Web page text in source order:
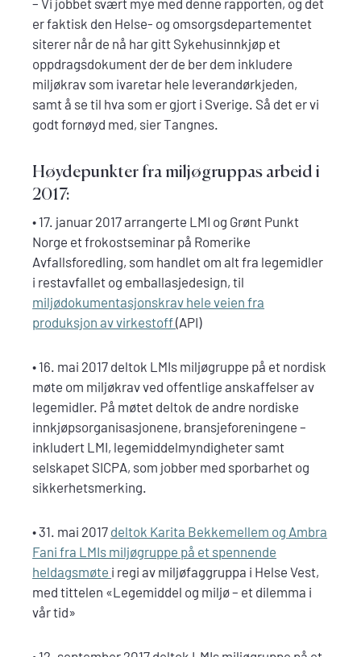
– Vi jobbet svært mye med denne rapporten, og det
er faktisk den Helse- og omsorgsdepartementet
siterer når de nå har gitt Sykehusinnkjøp et
oppdragsdokument der de ber dem inkludere
miljøkrav som ivaretar hele leverandørkjeden,
samt å se til hva som er gjort i Sverige. Så det er vi
godt fornøyd med, sier Tangnes.
Høydepunkter fra miljøgruppas arbeid i
2017:
• 17. januar 2017 arrangerte LMI og Grønt Punkt
Norge et frokostseminar på Romerike
Avfallsforedling, som handlet om alt fra legemidler
i restavfallet og emballasjedesign, til
miljødokumentasjonskrav hele veien fra
produksjon av virkestoff(API)
• 16. mai 2017 deltok LMIs miljøgruppe på et nordisk
møte om miljøkrav ved offentlige anskaffelser av
legemidler. På møtet deltok de andre nordiske
innkjøpsorganisasjonene, bransjeforeningene –
inkludert LMI, legemiddelmyndigheter samt
selskapet SICPA, som jobber med sporbarhet og
sikkerhetsmerking.
• 31. mai 2017 deltok Karita Bekkemellem og Ambra
Fani fra LMIs miljøgruppe på et spennende
heldagsmøte i regi av miljøfaggruppa i Helse Vest,
med tittelen «Legemiddel og miljø – et dilemma i
vår tid»